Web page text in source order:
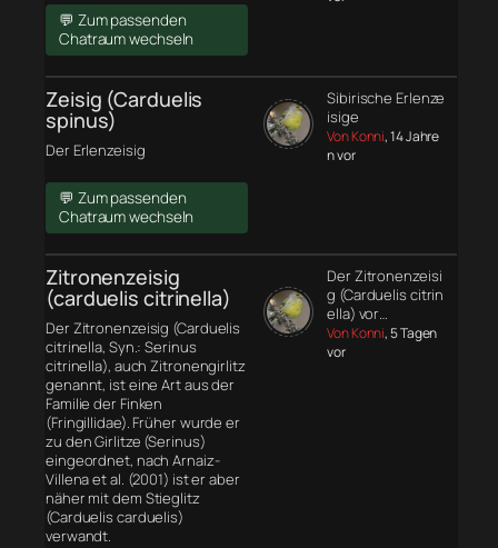
💬 Zum passenden
Chatraum wechseln
Zeisig (Carduelis
spinus)
Der Erlenzeisig
💬 Zum passenden
Chatraum wechseln
Sibirische Erlenze
isige
Von Konni, 14 Jahre
n vor
Zitronenzeisig
(carduelis citrinella)
Der Zitronenzeisig (Carduelis
citrinella, Syn.: Serinus
citrinella), auch Zitronengirlitz
genannt, ist eine Art aus der
Familie der Finken
(Fringillidae). Früher wurde er
zu den Girlitze (Serinus)
eingeordnet, nach Arnaiz-
Villena et al. (2001) ist er aber
näher mit dem Stieglitz
(Carduelis carduelis)
verwandt.
Der Zitronenzeisi
g (Carduelis citrin
ella) vor…
Von Konni, 5 Tagen
vor